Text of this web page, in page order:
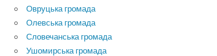
Овруцька громада
Олевська громада
Словечанська громада
Ушомирська громада